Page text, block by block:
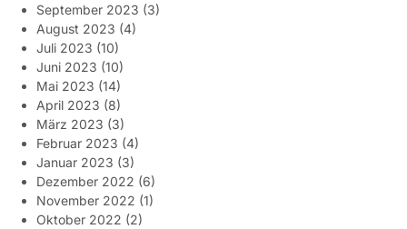
September 2023 (3)
August 2023 (4)
Juli 2023 (10)
Juni 2023 (10)
Mai 2023 (14)
April 2023 (8)
März 2023 (3)
Februar 2023 (4)
Januar 2023 (3)
Dezember 2022 (6)
November 2022 (1)
Oktober 2022 (2)